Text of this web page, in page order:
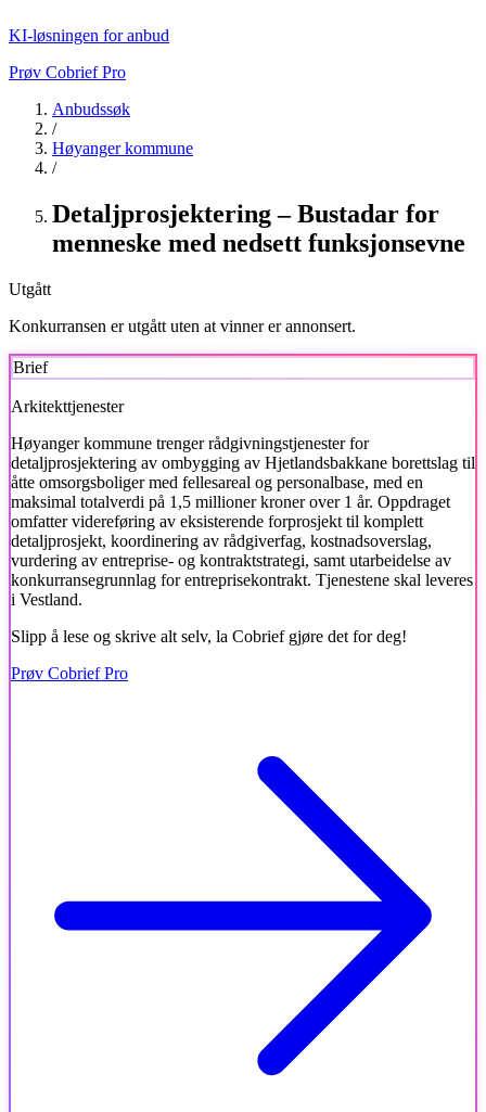
KI-løsningen for anbud
Prøv Cobrief Pro
Anbudssøk
/
Høyanger kommune
/
Detaljprosjektering – Bustadar for
menneske med nedsett funksjonsevne
Utgått
Konkurransen er utgått uten at vinner er annonsert.
Brief
Arkitekttjenester
Høyanger kommune trenger rådgivningstjenester for
detaljprosjektering av ombygging av Hjetlandsbakkane borettslag til
åtte omsorgsboliger med fellesareal og personalbase, med en
maksimal totalverdi på 1,5 millioner kroner over 1 år. Oppdraget
omfatter videreføring av eksisterende forprosjekt til komplett
detaljprosjekt, koordinering av rådgiverfag, kostnadsoverslag,
vurdering av entreprise- og kontraktstrategi, samt utarbeidelse av
konkurransegrunnlag for entreprisekontrakt. Tjenestene skal leveres
i Vestland.
Slipp å lese og skrive alt selv, la Cobrief gjøre det for deg!
Prøv Cobrief Pro